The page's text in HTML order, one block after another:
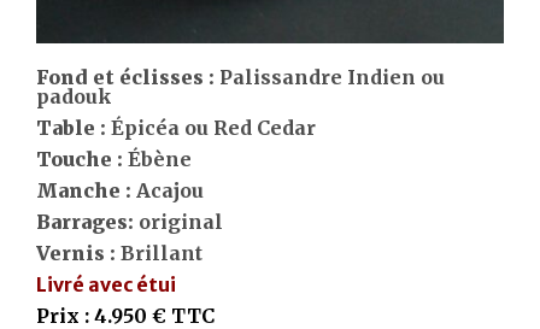
Fond et éclisses : Palissandre Indien ou
padouk
Table : Épicéa ou Red Cedar
Touche : Ébène
Manche : Acajou
Barrages: original
Vernis : Brillant
Livré avec étui
Prix : 4.950 € TTC